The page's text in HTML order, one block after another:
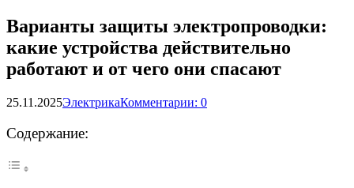
Варианты защиты электропроводки:
какие устройства действительно
работают и от чего они спасают
25.11.2025ЭлектрикаКомментарии: 0
Содержание: